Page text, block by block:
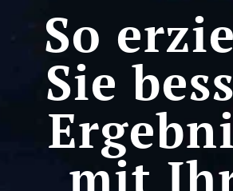
So
Sie
mit